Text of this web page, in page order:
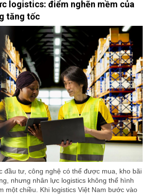
logistics: điểm nghẽn mềm của
tăng tốc
đầu tư, công nghệ có thể được mua, kho bãi
nhưng nhân lực logistics không thể hình
một chiều. Khi logistics Việt Nam bước vào